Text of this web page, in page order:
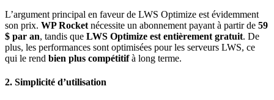
L’argument principal en faveur de LWS Optimize est évidemment
son prix. WP Rocket nécessite un abonnement payant à partir de 59
$ par an, tandis que LWS Optimize est entièrement gratuit. De
plus, les performances sont optimisées pour les serveurs LWS, ce
qui le rend bien plus compétitifà long terme.
2. Simplicité d’utilisation